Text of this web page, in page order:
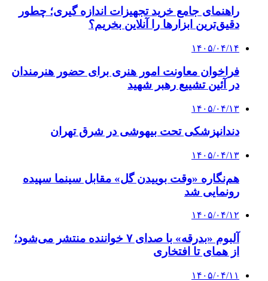
راهنمای جامع خرید تجهیزات اندازه گیری؛ چطور
دقیق‌ترین ابزارها را آنلاین بخریم؟
۱۴۰۵/۰۴/۱۴
فراخوان معاونت امور هنری برای حضور هنرمندان
در آئین تشییع رهبر شهید
۱۴۰۵/۰۴/۱۳
دندانپزشکی تحت بیهوشی در شرق تهران
۱۴۰۵/۰۴/۱۳
هم‌نگاره «وقت بوییدن گل» مقابل سینما سپیده
رونمایی شد
۱۴۰۵/۰۴/۱۲
آلبوم «بدرقه» با صدای ۷ خواننده منتشر می‌شود؛
از همای تا افتخاری
۱۴۰۵/۰۴/۱۱